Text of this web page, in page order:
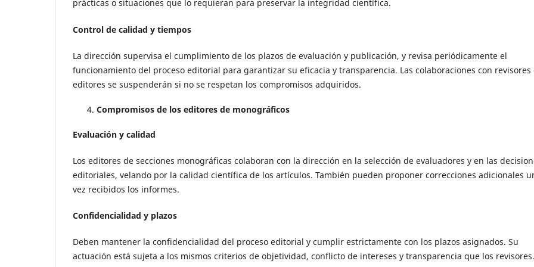
prácticas o situaciones que lo requieran para preservar la integridad científica.
Control de calidad y tiempos
La dirección supervisa el cumplimiento de los plazos de evaluación y publicación, y revisa periódicamente el
funcionamiento del proceso editorial para garantizar su eficacia y transparencia. Las colaboraciones con revisores
editores se suspenderán si no se respetan los compromisos adquiridos.
Compromisos de los editores de monográficos
Evaluación y calidad
Los editores de secciones monográficas colaboran con la dirección en la selección de evaluadores y en las
editoriales, velando por la calidad científica de los artículos. También pueden proponer correcciones adicionales
vez recibidos los informes.
Confidencialidad y plazos
Deben mantener la confidencialidad del proceso editorial y cumplir estrictamente con los plazos asignados. Su
actuación está sujeta a los mismos criterios de objetividad, conflicto de intereses y transparencia que los revisores.